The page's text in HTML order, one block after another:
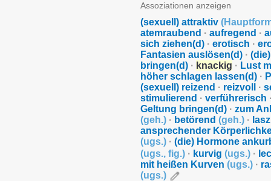
Assoziationen anzeigen
(sexuell) attraktiv (
atemraubend · aufregend ·
sich ziehen(d) · erotisch ·
Fantasien auslösen(d) ·
bringen(d) · knackig · Lust
höher schlagen lassen(d) ·
(sexuell) reizend · reizvoll ·
stimulierend · verführerisch
Geltung bringen(d) · zum
(geh.) · betörend (geh.) ·
ansprechender
(ugs.) · (die) Hormone
(ugs., fig.) · kurvig (ugs.) ·
mit heißen Kurven (ugs.) ·
(ugs.)